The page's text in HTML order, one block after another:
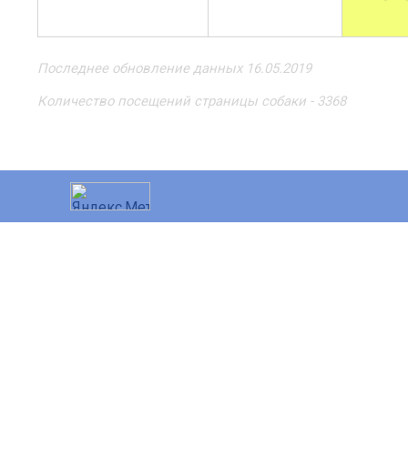
Последнее обновление данных 16.05.2019
Количество посещений страницы собаки - 3368